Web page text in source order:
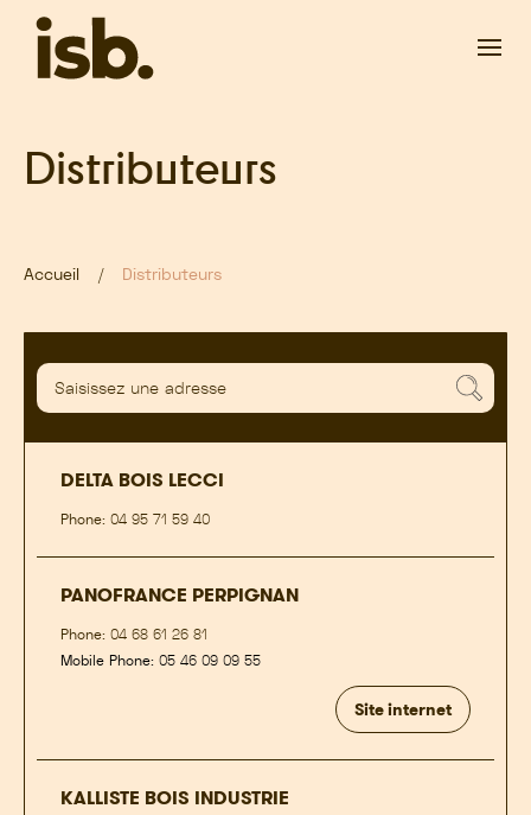
Passer au contenu principal
Distributeurs
Accueil Distributeurs
DELTA BOIS LECCI
Phone: 04 95 71 59 40
PANOFRANCE PERPIGNAN
Phone: 04 68 61 26 81
Mobile Phone: 05 46 09 09 55
Site internet
KALLISTE BOIS INDUSTRIE